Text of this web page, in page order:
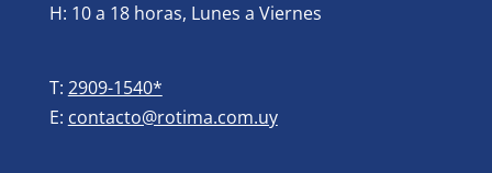
H: 10 a 18 horas, Lunes a Viernes
T: 2909-1540*
E: contacto@rotima.com.uy